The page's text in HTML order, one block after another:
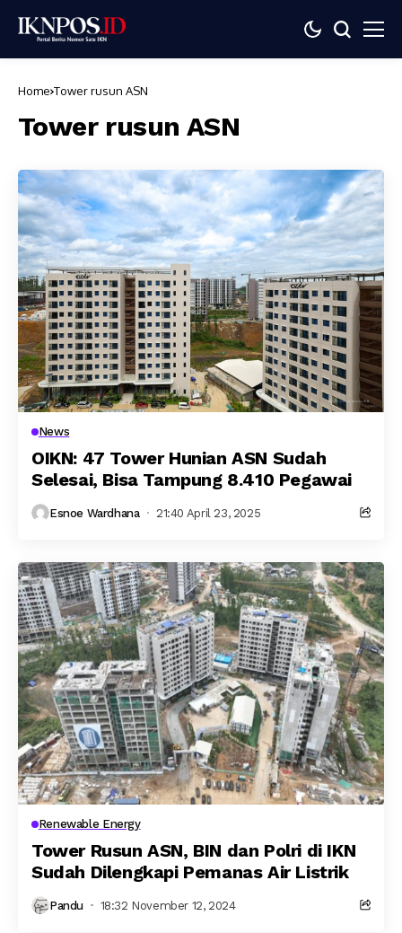
Home Tower rusun ASN
Tower rusun ASN
News
OIKN: 47 Tower Hunian ASN Sudah
Selesai, Bisa Tampung 8.410 Pegawai
Esnoe Wardhana 21:40 April 23, 2025
Renewable Energy
Tower Rusun ASN, BIN dan Polri di IKN
Sudah Dilengkapi Pemanas Air Listrik
Pandu 18:32 November 12, 2024